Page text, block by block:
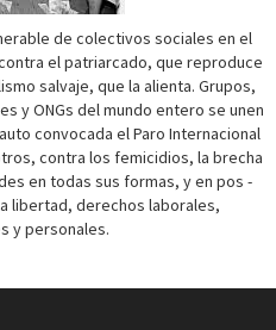
de colectivos sociales en el
el patriarcado, que reproduce
salvaje, que la alienta. Grupos,
y ONGs del mundo entero se unen
convocada el Paro Internacional
contra los femicidios, la brecha
en todas sus formas, y en pos -
libertad, derechos laborales,
y personales.